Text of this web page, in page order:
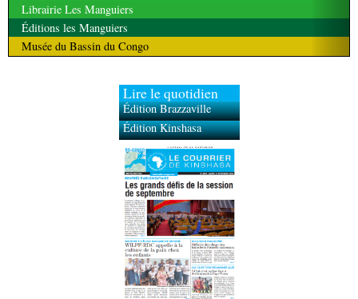
Librairie Les Manguiers
Éditions les Manguiers
Musée du Bassin du Congo
Lire le quotidien
Édition Brazzaville
Édition Kinshasa